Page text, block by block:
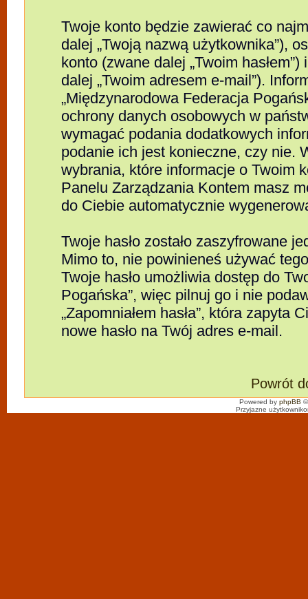
Twoje konto będzie zawierać co
dalej „Twoją nazwą użytkownika”),
konto (zwane dalej „Twoim
dalej „Twoim adresem e-mail”).
„Międzynarodowa Federacja
ochrony danych osobowych w
wymagać podania dodatkowych
podanie ich jest konieczne, czy nie.
wybrania, które informacje o Twoim
Panelu Zarządzania Kontem masz
do Ciebie automatycznie
Twoje hasło zostało zaszyfrowane
Mimo to, nie powinieneś używać
Twoje hasło umożliwia dostęp do
Pogańska”, więc pilnuj go i nie
„Zapomniałem hasła”, która
nowe hasło na Twój adres e-mail.
Powrót
Powered by phpBB
Przyjazne